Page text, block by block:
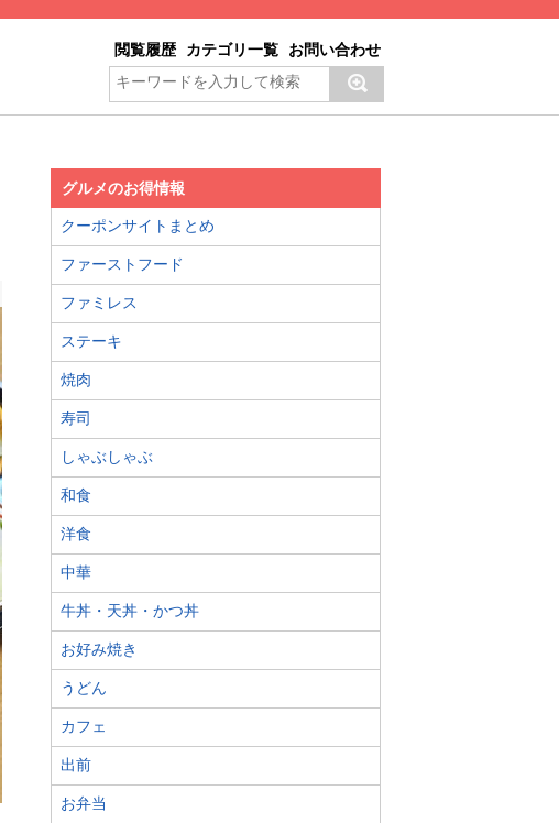
閲覧履歴 カテゴリ一覧 お問い合わせ
グルメのお得情報
クーポンサイトまとめ
ファーストフード
ファミレス
ステーキ
焼肉
寿司
しゃぶしゃぶ
和食
洋食
中華
牛丼・天丼・かつ丼
お好み焼き
うどん
カフェ
出前
お弁当